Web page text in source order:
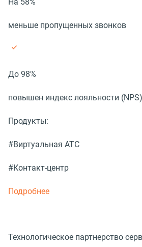
меньше пропущенных звонков
До 98%
повышен индекс лояльности (NPS)
Продукты:
#Виртуальная АТС
#Контакт-центр
Подробнее
Технологическое партнерство